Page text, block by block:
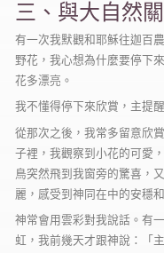
三、與大自然
有一次我默觀和耶穌往迦百
野花，我心想為什麼要停下
花多漂亮。
我不懂得停下來欣賞，主提
從那次之後，我常多留意欣
子裡，我觀察到小花的可愛
鳥突然飛到我窗旁的驚喜，
麗，感受到神同在中的安穩
神常會用雲彩對我說話。有
虹，我前幾天才跟神說：「